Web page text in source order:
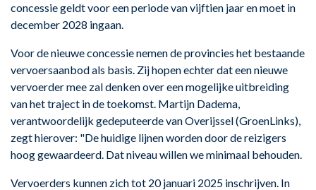
concessie geldt voor een periode van vijftien jaar en moet in
december 2028 ingaan.
Voor de nieuwe concessie nemen de provincies het bestaande
vervoersaanbod als basis. Zij hopen echter dat een nieuwe
vervoerder mee zal denken over een mogelijke uitbreiding
van het traject in de toekomst. Martijn Dadema,
verantwoordelijk gedeputeerde van Overijssel (GroenLinks),
zegt hierover: "De huidige lijnen worden door de reizigers
hoog gewaardeerd. Dat niveau willen we minimaal behouden.
Vervoerders kunnen zich tot 20 januari 2025 inschrijven. In